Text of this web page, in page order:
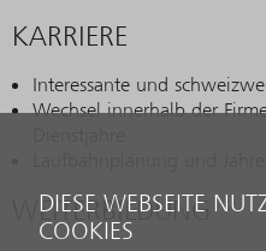
KARRIERE
Interessante und
Wechsel innerhalb der
WEITERBILDUNG
DIESE WEBSEITE
COOKIES